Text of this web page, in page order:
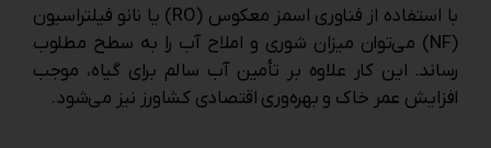
با استفاده از فناوری اسمز معکوس (RO) یا نانو فیلتراسیون
(NF) می‌توان میزان شوری و املاح آب را به سطح مطلوب
رساند. این کار علاوه بر تأمین آب سالم برای گیاه، موجب
افزایش عمر خاک و بهره‌وری اقتصادی کشاورز نیز می‌شود.